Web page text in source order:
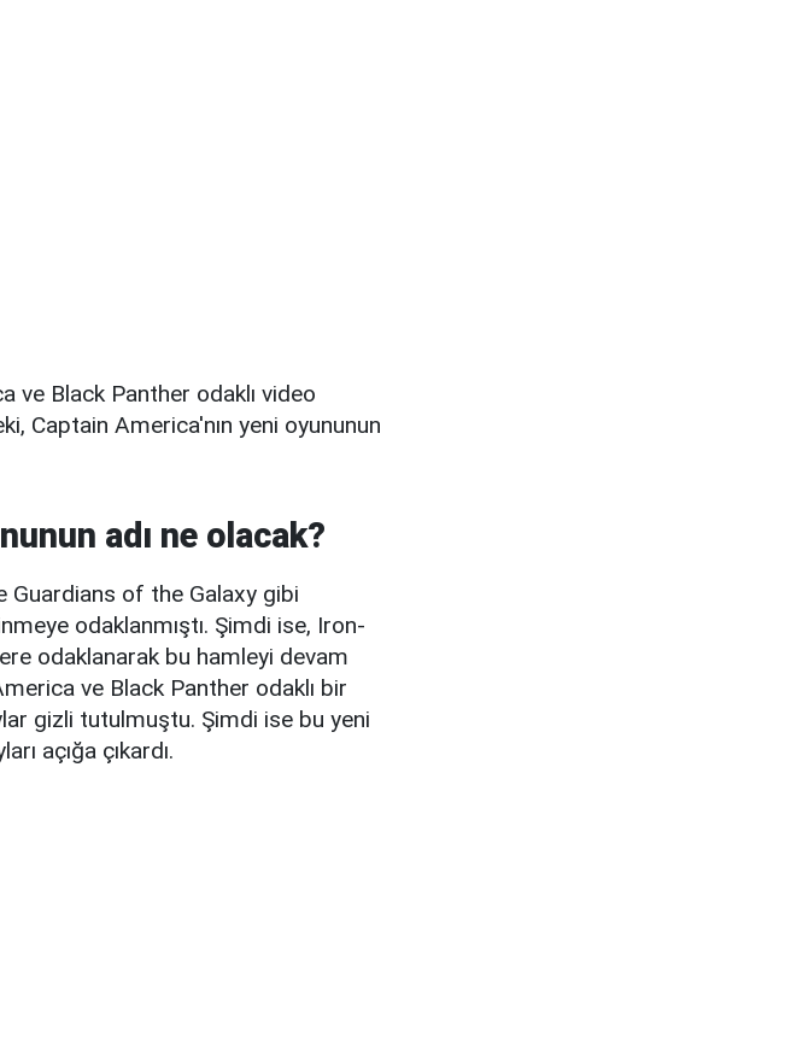
ve Black Panther odaklı video
Captain America'nın yeni oyununun
adı ne olacak?
Guardians of the Galaxy gibi
odaklanmıştı. Şimdi ise, Iron-
odaklanarak bu hamleyi devam
ve Black Panther odaklı bir
gizli tutulmuştu. Şimdi ise bu yeni
açığa çıkardı.